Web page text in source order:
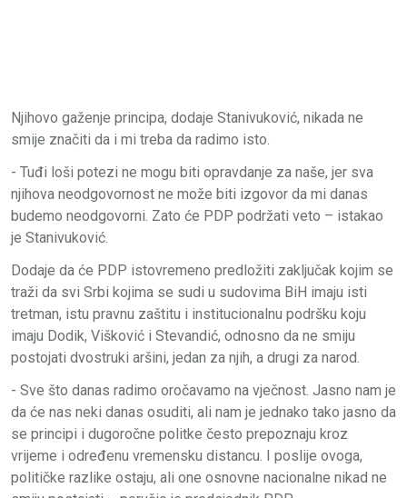
Njihovo gaženje principa, dodaje Stanivuković, nikada ne
smije značiti da i mi treba da radimo isto.
- Tuđi loši potezi ne mogu biti opravdanje za naše, jer sva
njihova neodgovornost ne može biti izgovor da mi danas
budemo neodgovorni. Zato će PDP podržati veto – istakao
je Stanivuković.
Dodaje da će PDP istovremeno predložiti zaključak kojim se
traži da svi Srbi kojima se sudi u sudovima BiH imaju isti
tretman, istu pravnu zaštitu i institucionalnu podršku koju
imaju Dodik, Višković i Stevandić, odnosno da ne smiju
postojati dvostruki aršini, jedan za njih, a drugi za narod.
- Sve što danas radimo oročavamo na vječnost. Jasno nam je
da će nas neki danas osuditi, ali nam je jednako tako jasno da
se principi i dugoročne politke često prepoznaju kroz
vrijeme i određenu vremensku distancu. I poslije ovoga,
političke razlike ostaju, ali one osnovne nacionalne nikad ne